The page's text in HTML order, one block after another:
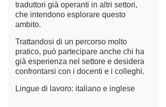
traduttori già operanti in altri settori,
che intendono esplorare questo
ambito.
Trattandosi di un percorso molto
pratico, può partecipare anche chi ha
già esperienza nel settore e desidera
confrontarsi con i docenti e i colleghi.
Lingue di lavoro: italiano e inglese